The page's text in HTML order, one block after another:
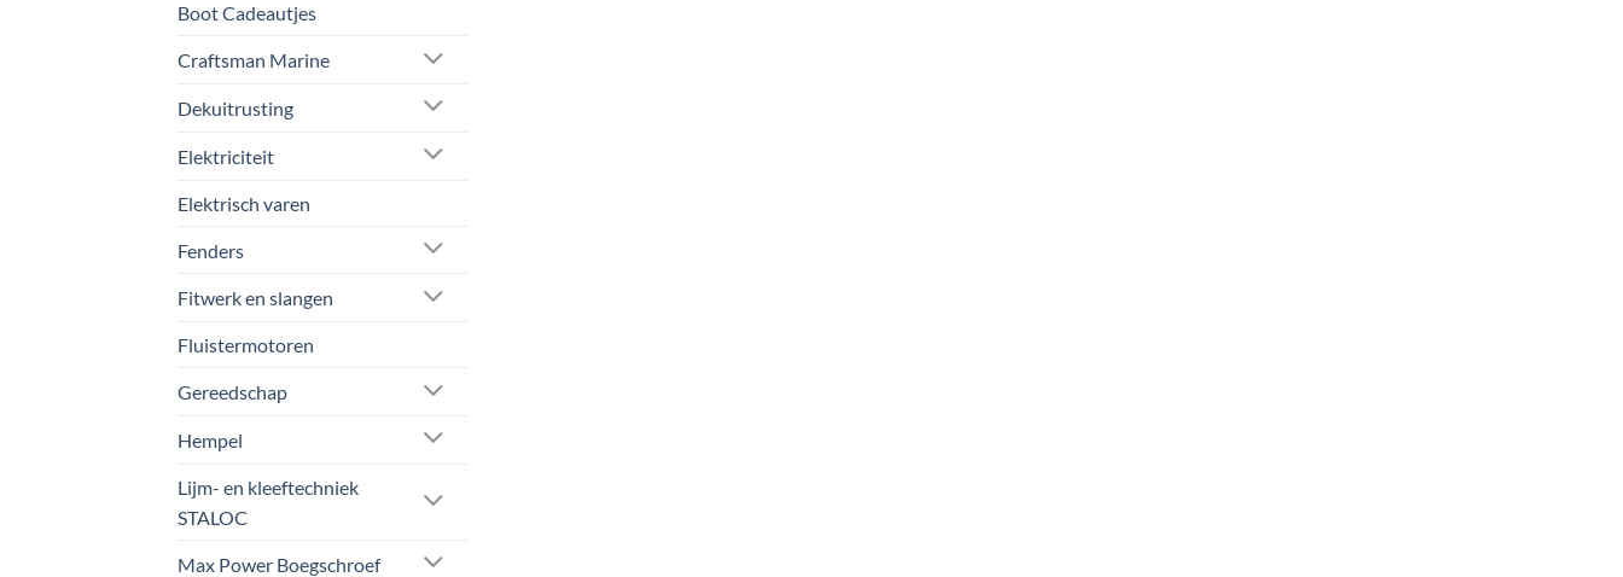
Boot Cadeautjes
Craftsman Marine
Dekuitrusting
Elektriciteit
Elektrisch varen
Fenders
Fitwerk en slangen
Fluistermotoren
Gereedschap
Hempel
Lijm- en kleeftechniek
STALOC
Max Power Boegschroef